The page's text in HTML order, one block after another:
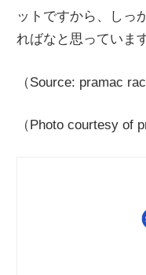
ットですから、しっ
ればなと思っていま
（Source: pramac
（Photo courtesy of